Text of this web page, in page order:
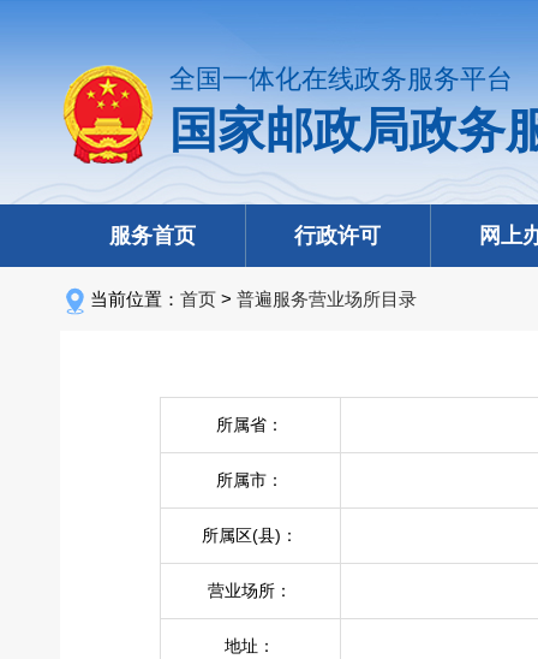
全国一体化在线政务服务平台
国家邮政局政务
服务首页 行政许可 网上
当前位置： 首页 > 普遍服务营业场所目录
所属省：
所属市：
所属区(县)：
营业场所：
地址：